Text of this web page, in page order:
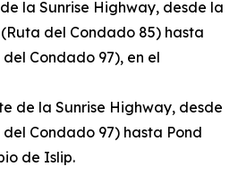
la Sunrise Highway, desde la
del Condado 85) hasta
Condado 97), en el
de la Sunrise Highway, desde
Condado 97) hasta Pond
de Islip.